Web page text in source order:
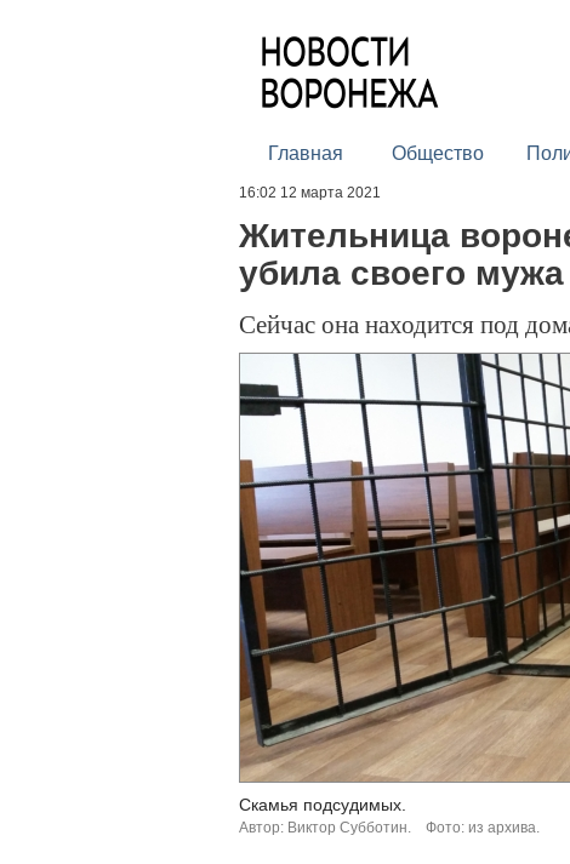
Главная Общество
16:02 12 марта 2021
Жительница
убила своего
Сейчас она находится под
Скамья подсудимых.
Автор: Виктор Субботин. Фото: из архива.